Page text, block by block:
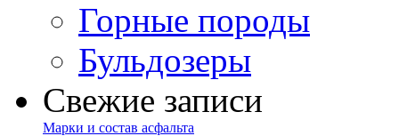
Горные породы
Бульдозеры
Свежие записи
Марки и состав асфальта